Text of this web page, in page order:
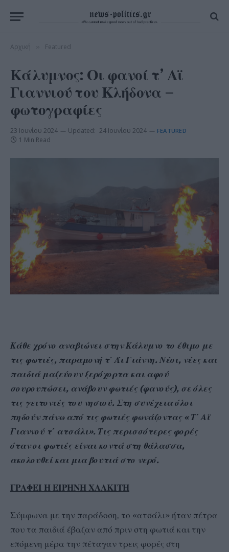
Αρχική Featured
Κάλυμνος: Οι φανοί τ’ Αϊ
Γιαννιού του Κλήδονα –
φωτογραφίες
23 Ιουνίου 2024 Updated: 24 Ιουνίου 2024 FEATURED
1 Min Read
Κάθε χρόνο αναβιώνει στην Κάλυμνο το έθιμο με
τις φωτιές, παραμονή τ΄ Άι Γιάννη. Νέοι, νέες και
παιδιά μαζεύουν ξερόχορτα και αφού
σουρουπώσει, ανάβουν φωτιές (φανούς), σε όλες
τις γειτονιές του νησιού. Στη συνέχεια όλοι
πηδούν πάνω από τις φωτιές φωνάζοντας « Τ΄ Αϊ
Γιαννού τ΄ ατσάλι». Τις περισσότερες φορές
όταν οι φωτιές είναι κοντά στη θάλασσα,
ακολουθεί και μια βουτιά στο νερό.
ΓΡΑΦΕΙ Η ΕΙΡΗΝΗ ΧΑΛΚΙΤΗ
Σύμφωνα με την παράδοση, το «ατσάλι» ήταν πέτρα
που τα παιδιά έβαζαν από πριν στη φωτιά και την
επόμενη μέρα την πέταγαν τρεις φορές στη